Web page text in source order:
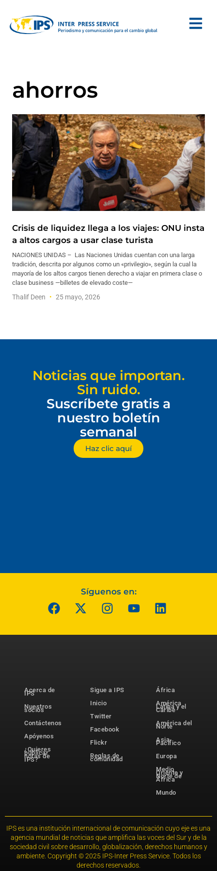
ahorros
Crisis de liquidez llega a los viajes: ONU insta
a altos cargos a usar clase turista
NACIONES UNIDAS – Las Naciones Unidas cuentan con una larga
tradición, descrita por algunos como un «privilegio», según la cual la
mayoría de los altos cargos tienen derecho a viajar en primera clase o
clase business —billetes de elevado coste—
Thalif Deen 25 mayo, 2026
Noticias que importan.
Sin ruido.
Suscríbete gratis a
nuestro boletín
semanal
Haz clic aquí
Síguenos en:
Acerca de
IPS
Nuestros
socios
Contáctenos
Apóyenos
¿Quieres
publicar
notas de
IPS?
Sigue a IPS
Inicio
Twitter
Facebook
Flickr
Reglas de
comunidad
África
América
Latina y el
Caribe
América del
Norte
Asia-
Pacífico
Europa
Medio
Oriente y
Norte de
África
Mundo
IPS es una institución internacional de comunicación cuyo eje es una
agencia mundial de noticias que amplifica las voces del Sur y de la
sociedad civil sobre desarrollo, globalización, derechos humanos y
ambiente. Copyright © 2025 IPS-Inter Press Service. Todos los
derechos reservados.